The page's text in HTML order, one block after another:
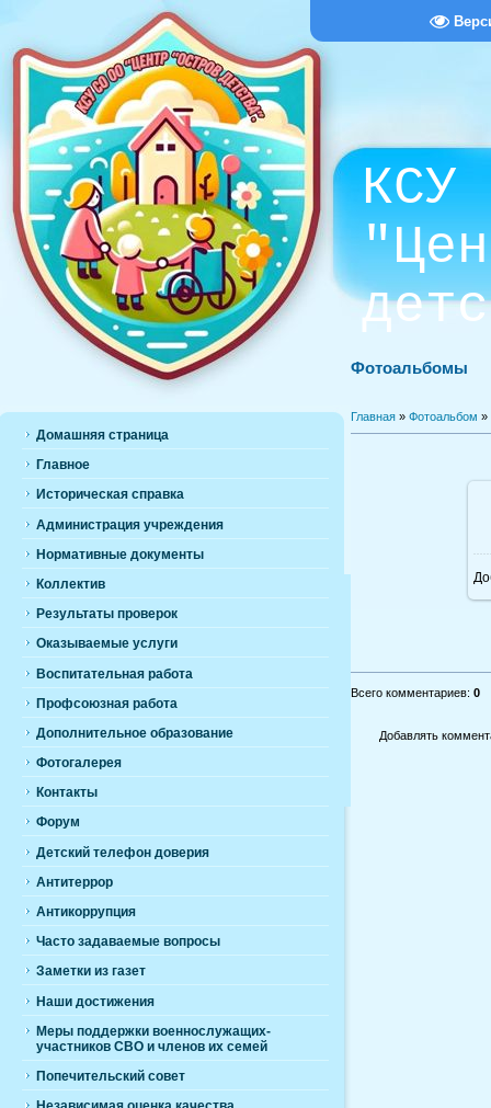
Домашняя страница
Главное
Историческая справка
Администрация учреждения
Нормативные документы
Коллектив
Результаты проверок
Оказываемые услуги
Воспитательная работа
Профсоюзная работа
Дополнительное образование
Фотогалерея
Контакты
Форум
Детский телефон доверия
Антитеррор
Антикоррупция
Часто задаваемые вопросы
Заметки из газет
Наши достижения
Меры поддержки военнослужащих-
участников СВО и членов их семей
Попечительский совет
КСУ
Фотоальбомы
Главная » Фотоальбом »
Всего комментариев: 0
Добавлять